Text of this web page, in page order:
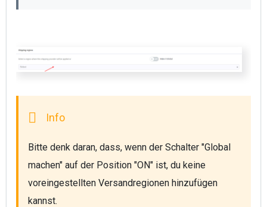
Bitte denk daran, dass, wenn der Schalter "Global
machen" auf der Position "ON" ist, du keine
voreingestellten Versandregionen hinzufügen
kannst.